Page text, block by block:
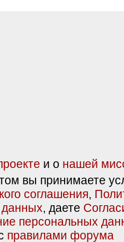
и о нашей
вы принимаете
соглашения,
, даете
персональных
правилами форума